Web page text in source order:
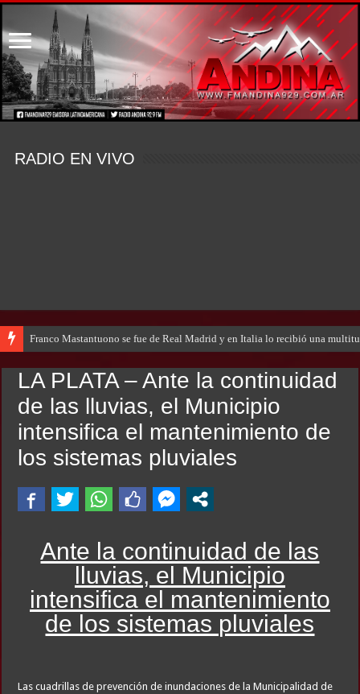
RADIO EN VIVO
Franco Mastantuono se fue de Real Madrid y en Italia lo recibió una
LA PLATA – Ante la continuidad
de las lluvias, el Municipio
intensifica el mantenimiento de
los sistemas pluviales
Ante la continuidad de las
lluvias, el Municipio
intensifica el mantenimiento
de los sistemas pluviales
Las cuadrillas de prevención de inundaciones de la Municipalidad de